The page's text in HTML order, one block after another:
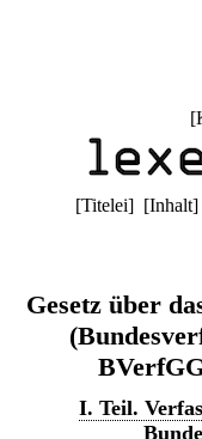
[
[Titelei] [Inhalt
Gesetz über
I. Teil.